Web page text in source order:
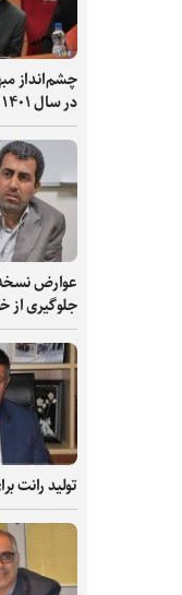
چشم‌انداز
در سال ۱۴۰۱
عوارض
جلوگیری
تولید رانت